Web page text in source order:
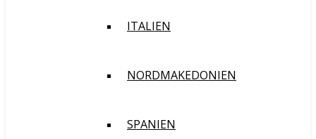
ITALIEN
NORDMAKEDONIEN
SPANIEN